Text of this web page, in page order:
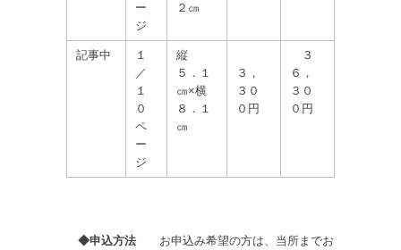
ー
ジ
２㎝
記事中
１
／
１
０
ペ
ー
ジ
縦
５．１
㎝×横
８．１
㎝
３，
３０
０円
３
６，
３０
０円
◆申込方法
お申込み希望の方は、当所までお